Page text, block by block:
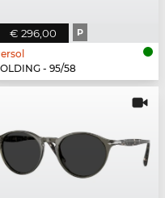
€ 296,00 P
- 95/58